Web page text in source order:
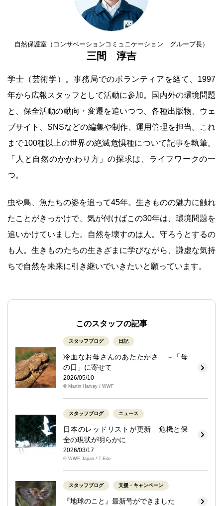
自然保護室（コンサベーションコミュニケーション グループ長）
三間 淳吉
学士（芸術学）。事務局でのボランティアを経て、1997
年から広報スタッフとして活動に参加。国内外の環境問題
と、保全活動の動向・変遷を追いつつ、各種出版物、ウェ
ブサイト、SNSなどの編集や制作、運用管理を担当。これ
まで100種以上の世界の絶滅危惧種について記事を執筆。
「人と自然のかかわり方」の探求は、ライフワークの一
つ。
虫や鳥、魚たちの姿を追って45年。生きものの魅力に触れ
たことがきっかけで、気が付けばこの30年は、環境問題を
追いかけていました。自然を壊すのは人。守ろうとするの
も人。生きものたちの生きざまに学びながら、謙虚な気持
ちで自然を未来に引き継いでいきたいと願っています。
このスタッフの記事
スタッフブログ 日記
冷血なお母さんのあたたかさ ～「母
の日」に寄せて
2026/05/10
© Martin Harvey / WWF
スタッフブログ ニュース
日本のレッドリストが更新 危機と保
全の現状が明らかに
2026/03/17
© WWF Japan / T.Eito
スタッフブログ 支援・キャンペーン
『地球のこと』最新号ができました